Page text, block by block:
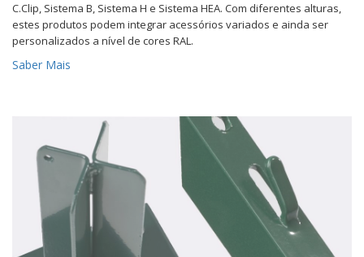
C.Clip, Sistema B, Sistema H e Sistema HEA. Com diferentes alturas,
estes produtos podem integrar acessórios variados e ainda ser
personalizados a nível de cores RAL.
Saber Mais